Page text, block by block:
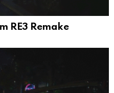
RE3 Remake